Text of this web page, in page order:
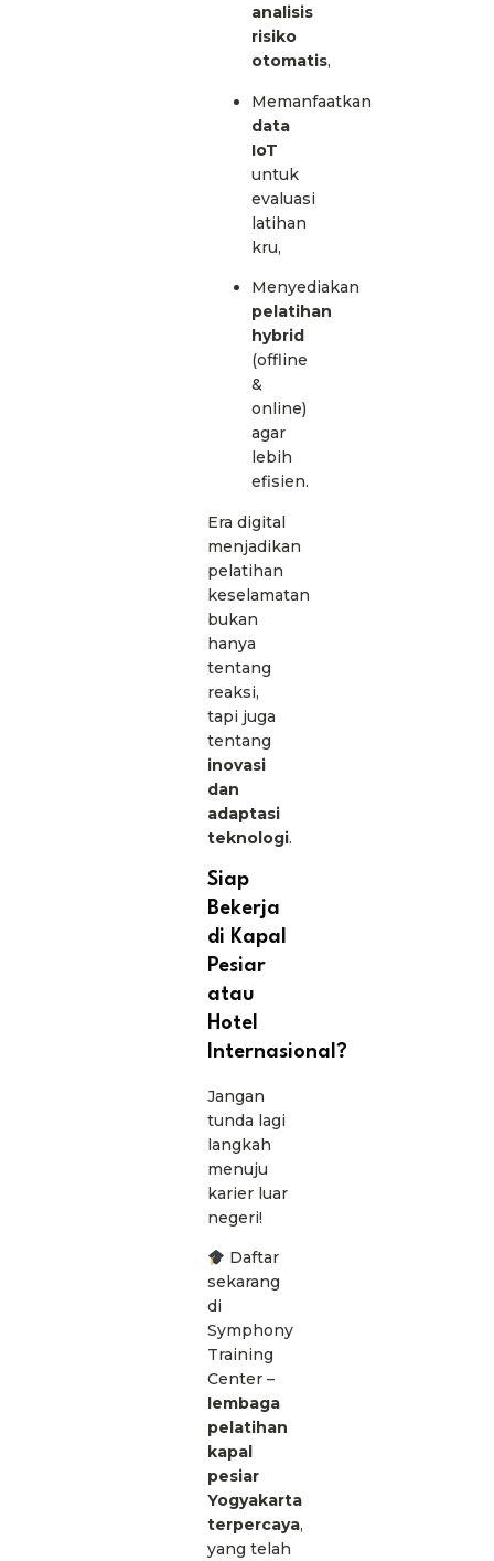
analisis
risiko
otomatis,
Memanfaatkan
data
IoT
untuk
evaluasi
latihan
kru,
Menyediakan
pelatihan
hybrid
(offline
&
online)
agar
lebih
efisien.
Era digital
menjadikan
pelatihan
keselamatan
bukan
hanya
tentang
reaksi,
tapi juga
tentang
inovasi
dan
adaptasi
teknologi.
Siap
Bekerja
di Kapal
Pesiar
atau
Hotel
Internasional?
Jangan
tunda lagi
langkah
menuju
karier luar
negeri!
Daftar
sekarang
di
Symphony
Training
Center –
lembaga
pelatihan
kapal
pesiar
Yogyakarta
terpercaya,
yang telah